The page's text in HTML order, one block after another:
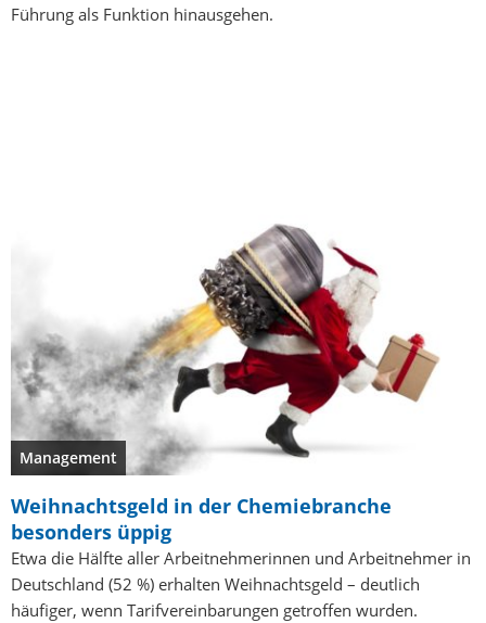
Führung als Funktion hinausgehen.
Management
Weihnachtsgeld in der Chemiebranche
besonders üppig
Etwa die Hälfte aller Arbeitnehmerinnen und Arbeitnehmer in
Deutschland (52 %) erhalten Weihnachtsgeld – deutlich
häufiger, wenn Tarifvereinbarungen getroffen wurden.